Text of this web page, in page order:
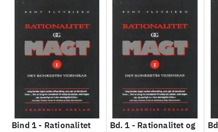
Bind 1 - Rationalitet
Bd. 1 - Rationalitet og